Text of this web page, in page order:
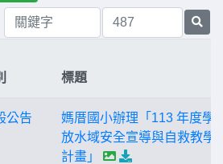
標題
公告
媽厝國小辦理「113 年度學
放水域安全宣導與自救教學
計畫」